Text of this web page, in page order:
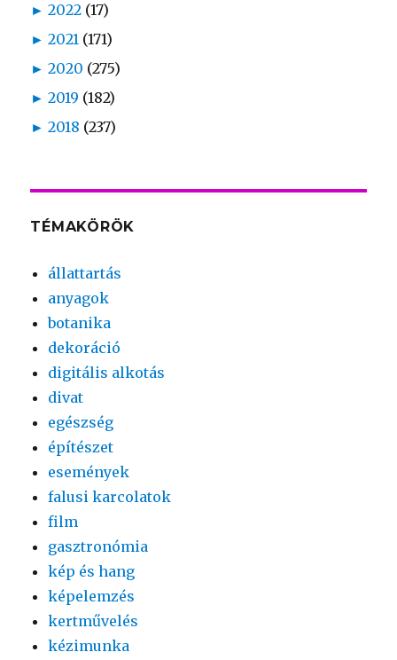
► 2022 (17)
► 2021 (171)
► 2020 (275)
► 2019 (182)
► 2018 (237)
TÉMAKÖRÖK
állattartás
anyagok
botanika
dekoráció
digitális alkotás
divat
egészség
építészet
események
falusi karcolatok
film
gasztronómia
kép és hang
képelemzés
kertművelés
kézimunka